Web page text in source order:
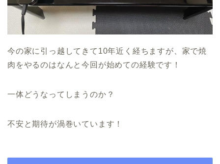
今の家に引っ越してきて10年近く経ちますが、家で焼
肉をやるのはなんと今回が始めての経験です！
一体どうなってしまうのか？
不安と期待が渦巻いています！